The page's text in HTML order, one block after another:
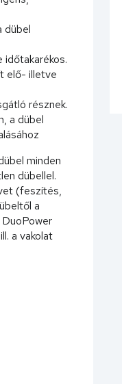
dübel
elő- illetve
résznek.
a dübel
minden
dübellel.
(feszítés,
a
a vakolat